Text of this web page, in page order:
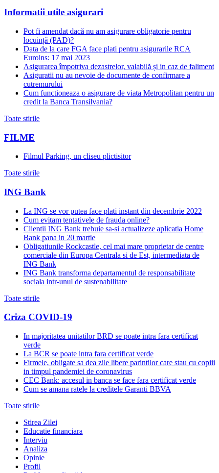
Informatii utile asigurari
Pot fi amendat dacă nu am asigurare obligatorie pentru
locuință (PAD)?
Data de la care FGA face plati pentru asigurarile RCA
Euroins: 17 mai 2023
Asigurarea împotriva dezastrelor, valabilă și in caz de faliment
Asiguratii nu au nevoie de documente de confirmare a
cutremurului
Cum functioneaza o asigurare de viata Metropolitan pentru un
credit la Banca Transilvania?
Toate stirile
FILME
Filmul Parking, un cliseu plictisitor
Toate stirile
ING Bank
La ING se vor putea face plati instant din decembrie 2022
Cum evitam tentativele de frauda online?
Clientii ING Bank trebuie sa-si actualizeze aplicatia Home
Bank pana in 20 martie
Obligatiunile Rockcastle, cel mai mare proprietar de centre
comerciale din Europa Centrala si de Est, intermediata de
ING Bank
ING Bank transforma departamentul de responsabilitate
sociala intr-unul de sustenabilitate
Toate stirile
Criza COVID-19
In majoritatea unitatilor BRD se poate intra fara certificat
verde
La BCR se poate intra fara certificat verde
Firmele, obligate sa dea zile libere parintilor care stau cu copiii
in timpul pandemiei de coronavirus
CEC Bank: accesul in banca se face fara certificat verde
Cum se amana ratele la creditele Garanti BBVA
Toate stirile
Stirea Zilei
Educatie financiara
Interviu
Analiza
Opinie
Profil